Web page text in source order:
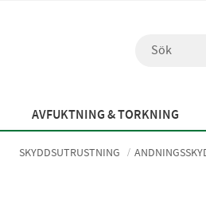
AVFUKTNING & TORKNING
SKYDDSUTRUSTNING